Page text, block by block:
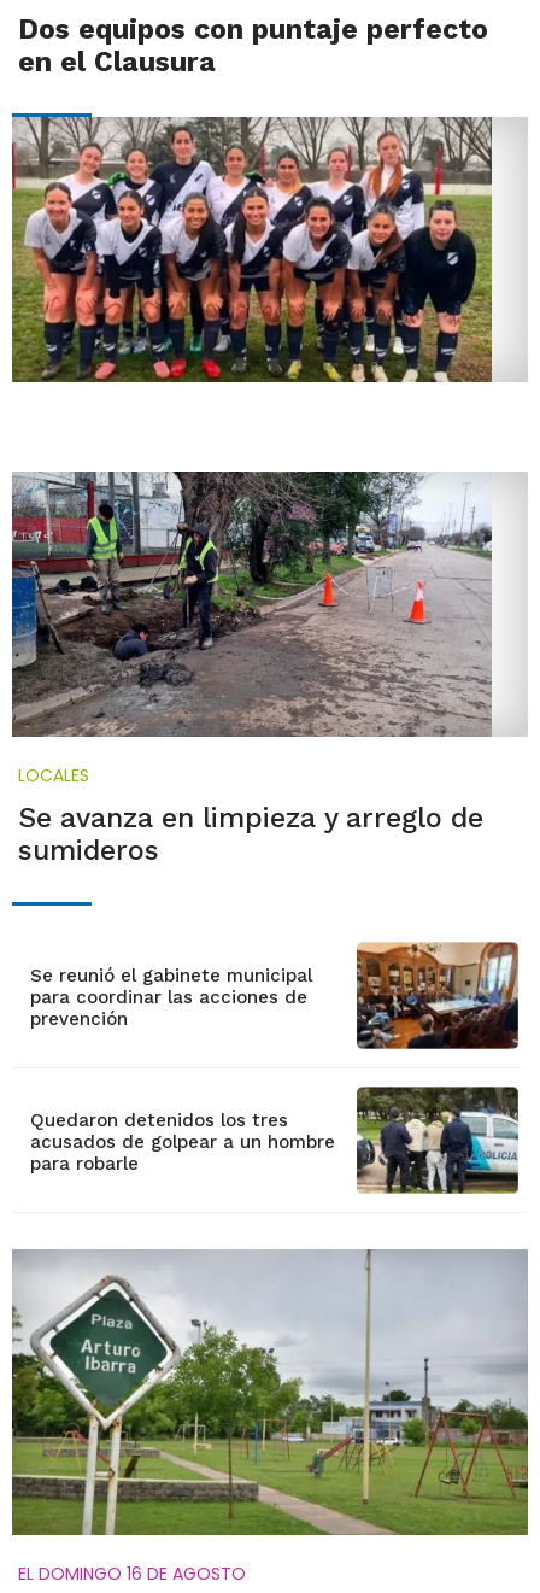
Dos equipos con puntaje perfecto
en el Clausura
LOCALES
Se avanza en limpieza y arreglo de
sumideros
Se reunió el gabinete municipal
para coordinar las acciones de
prevención
Quedaron detenidos los tres
acusados de golpear a un hombre
para robarle
EL DOMINGO 16 DE AGOSTO